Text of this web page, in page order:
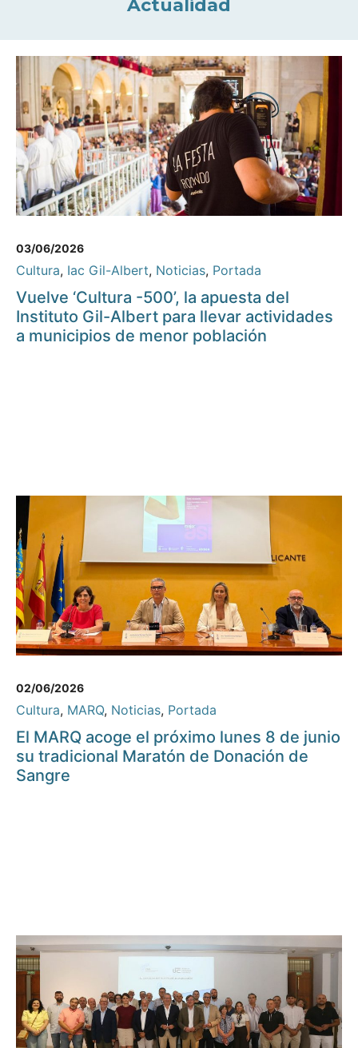
Actualidad
03/06/2026
Cultura, Iac Gil-Albert, Noticias, Portada
Vuelve ‘Cultura -500’, la apuesta del
Instituto Gil-Albert para llevar actividades
a municipios de menor población
02/06/2026
Cultura, MARQ, Noticias, Portada
El MARQ acoge el próximo lunes 8 de junio
su tradicional Maratón de Donación de
Sangre